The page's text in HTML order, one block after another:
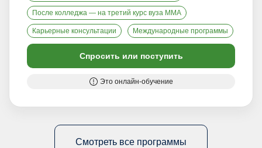
После колледжа — на третий курс вуза ММА
Карьерные консультации Международные программы
Спросить или поступить
Это онлайн-обучение
Смотреть все программы